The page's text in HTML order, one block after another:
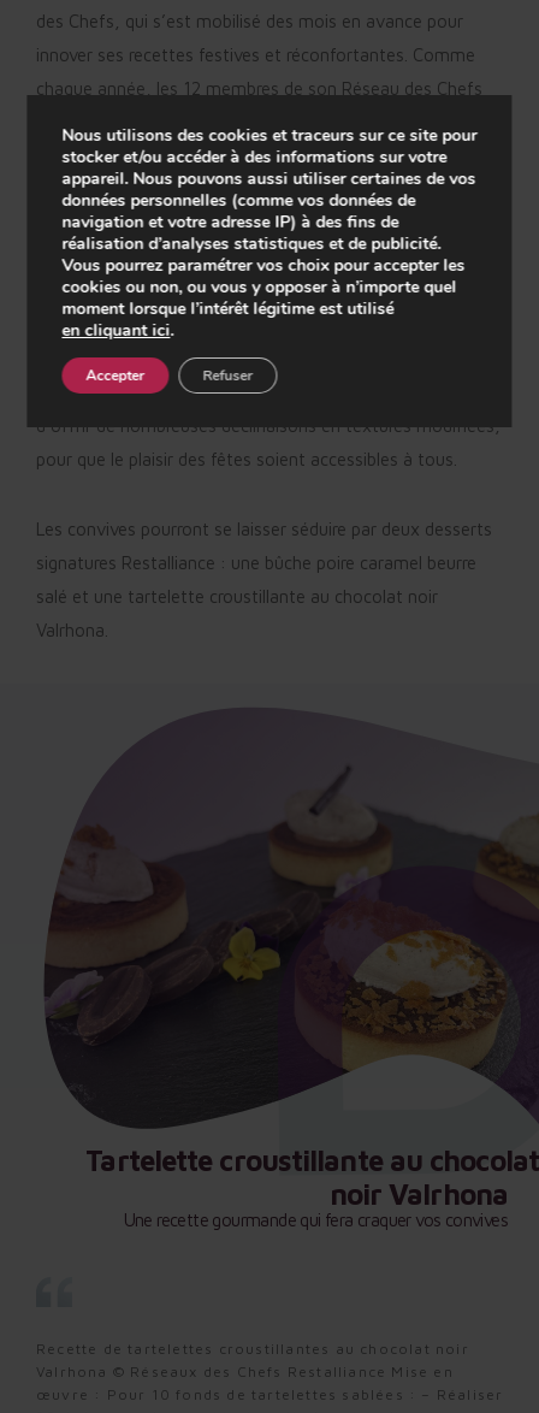
des Chefs, qui s’est mobilisé des mois en avance pour
innover ses recettes festives et réconfortantes. Comme
chaque année, les 12 membres de son Réseau des Chefs
concocter des menus de fête savoureux pour les convives
fragilisés. Cette année encore, l’innovation culinaire est au
rendez-vous : blanquette de poisson sauce forestière, filet
de saumon épinard noisettes, parmentier de potiron
poissons, risotto de butternut parmesan et fèves, crème
de champignons frais au lard et crème fouettée, écrasé de
pomme de terre et panais au beurre noisette […].
L’expertise culinaire santé du Groupe Restalliance a permis
d’offrir de nombreuses déclinaisons en textures modifiées,
pour que le plaisir des fêtes soient accessibles à tous.
Les convives pourront se laisser séduire par deux desserts
signatures Restalliance : une bûche poire caramel beurre
salé et une tartelette croustillante au chocolat noir
Valrhona.
Tartelette croustillante au chocolat
noir Valrhona
Une recette gourmande qui fera craquer vos convives
Recette de tartelettes croustillantes au chocolat noir
Valrhona © Réseaux des Chefs Restalliance Mise en
œuvre : Pour 10 fonds de tartelettes sablées : – Réaliser
Tartelette croustillante au chocolat
noir Valrhona
Une recette gourmande qui fera craquer vos convives
Recette de tartelettes croustillantes au chocolat noir
Valrhona © Réseaux des Chefs Restalliance Mise en
œuvre : Pour 10 fonds de tartelettes sablées : – Réaliser
Tartelette croustillante au chocolat
noir Valrhona
Une recette gourmande qui fera craquer vos convives
Recette de tartelettes croustillantes au chocolat noir
Valrhona © Réseaux des Chefs Restalliance Mise en
œuvre : Pour 10 fonds de tartelettes sablées : – Réaliser
-01:12
Play
Nous utilisons des cookies et traceurs sur ce site pour
stocker et/ou accéder à des informations sur votre
appareil. Nous pouvons aussi utiliser certaines de vos
données personnelles (comme vos données de
navigation et votre adresse IP) à des fins de
réalisation d’analyses statistiques et de publicité.
Vous pourrez paramétrer vos choix pour accepter les
cookies ou non, ou vous y opposer à n’importe quel
moment lorsque l’intérêt légitime est utilisé
en cliquant ici.
Accepter Refuser